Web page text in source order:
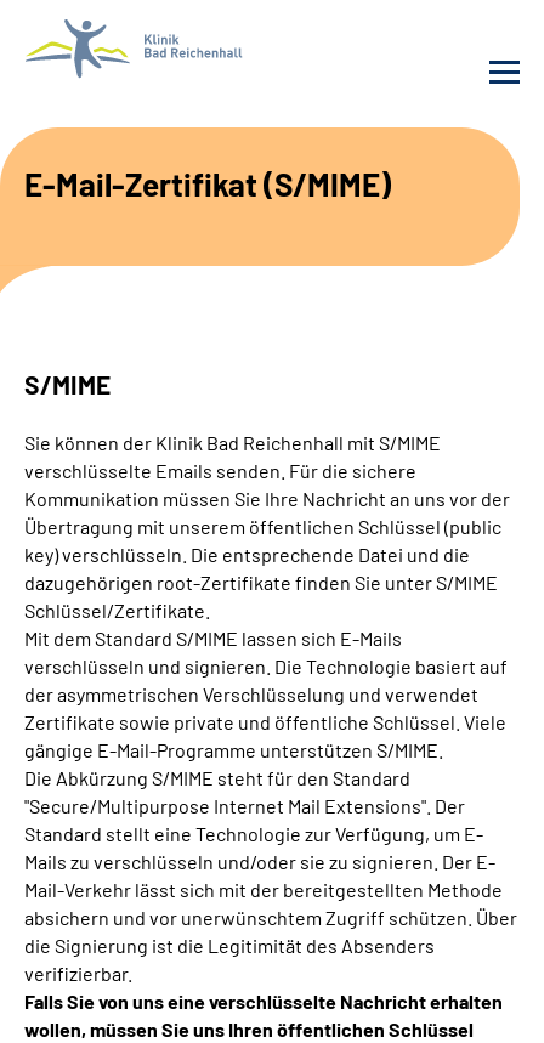
Suche
E-Mail-Zertifikat (S/MIME)
S/MIME
Sie können der Klinik Bad Reichenhall mit S/MIME
verschlüsselte Emails senden. Für die sichere
Kommunikation müssen Sie Ihre Nachricht an uns vor der
Übertragung mit unserem öffentlichen Schlüssel (public
key) verschlüsseln. Die entsprechende Datei und die
dazugehörigen root-Zertifikate finden Sie unter S/MIME
Schlüssel/Zertifikate.
Mit dem Standard S/MIME lassen sich E-Mails
verschlüsseln und signieren. Die Technologie basiert auf
der asymmetrischen Verschlüsselung und verwendet
Zertifikate sowie private und öffentliche Schlüssel. Viele
gängige E-Mail-Programme unterstützen S/MIME.
Die Abkürzung S/MIME steht für den Standard
"Secure/Multipurpose Internet Mail Extensions". Der
Standard stellt eine Technologie zur Verfügung, um E-
Mails zu verschlüsseln und/oder sie zu signieren. Der E-
Mail-Verkehr lässt sich mit der bereitgestellten Methode
absichern und vor unerwünschtem Zugriff schützen. Über
die Signierung ist die Legitimität des Absenders
verifizierbar.
Falls Sie von uns eine verschlüsselte Nachricht erhalten
wollen, müssen Sie uns Ihren öffentlichen Schlüssel